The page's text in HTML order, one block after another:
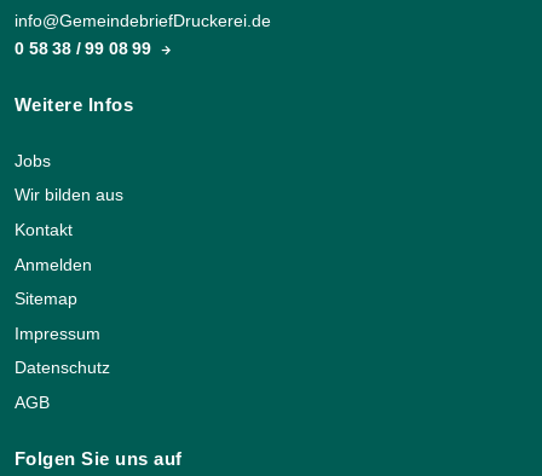
info@GemeindebriefDruckerei.de
0 58 38 / 99 08 99
Weitere Infos
Jobs
Wir bilden aus
Kontakt
Anmelden
Sitemap
Impressum
Datenschutz
AGB
Folgen Sie uns auf